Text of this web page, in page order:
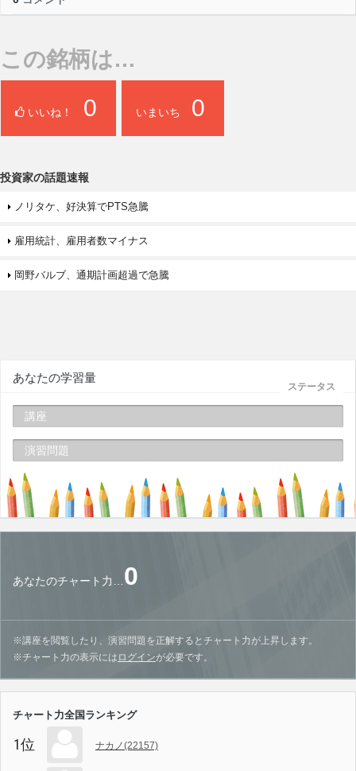
この銘柄は…
いいね！ 0 いまいち 0
投資家の話題速報
ノリタケ、好決算でPTS急騰
雇用統計、雇用者数マイナス
岡野バルブ、通期計画超過で急騰
ステータス
あなたの学習量
講座
演習問題
あなたのチャート力…0
※講座を閲覧したり、演習問題を正解するとチャート力が上昇します。
※チャート力の表示には ログインが必要です。
チャート力全国ランキング
1位 ナカノ(22157)